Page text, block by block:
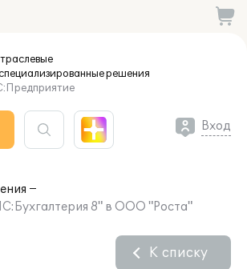
решения
Вход
8" в ООО "Роста"
К списку